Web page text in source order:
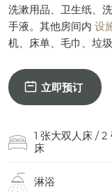
洗漱用品、卫生纸、
手液。其他房间内 设
机、床单、毛巾、垃
立即预订
1 张大双人床 / 2
床
淋浴